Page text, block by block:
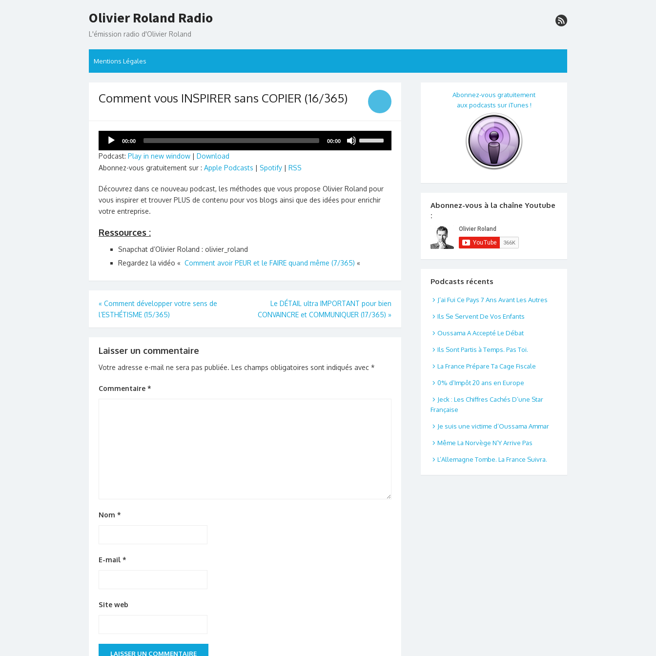
to
Olivier Roland Radio
L'émission radio d'Olivier Roland
Mentions Légales
Comment vous INSPIRER sans COPIER (16/365)
Lecteur
00:00 00:00
augmenter
ou
Podcast: Play in new window | Download
Abonnez-vous gratuitement sur : Apple Podcasts | Spotify | RSS
Découvrez dans ce nouveau podcast, les méthodes que vous propose Olivier Roland pour
vous inspirer et trouver PLUS de contenu pour vos blogs ainsi que des idées pour enrichir
votre entreprise.
Ressources :
Snapchat d’Olivier Roland : olivier_roland
Regardez la vidéo « Comment avoir PEUR et le FAIRE quand même (7/365) «
Navigation
de
« Comment développer votre sens de
l’ESTHÉTISME (15/365)
Le DÉTAIL ultra IMPORTANT pour bien
CONVAINCRE et COMMUNIQUER (17/365) »
Laisser un commentaire
Votre adresse e-mail ne sera pas publiée. Les champs obligatoires sont indiqués avec *
Commentaire *
Nom *
E-mail *
Site web
Abonnez-vous gratuitement
aux podcasts sur iTunes !
Abonnez-vous à la chaîne Youtube
:
Podcasts récents
J’ai Fui Ce Pays 7 Ans Avant Les Autres
Ils Se Servent De Vos Enfants
Oussama A Accepté Le Débat
Ils Sont Partis à Temps. Pas Toi.
La France Prépare Ta Cage Fiscale
0% d’Impôt 20 ans en Europe
Jeck : Les Chiffres Cachés D’une Star
Française
Je suis une victime d’Oussama Ammar
Même La Norvège N’Y Arrive Pas
L’Allemagne Tombe. La France Suivra.